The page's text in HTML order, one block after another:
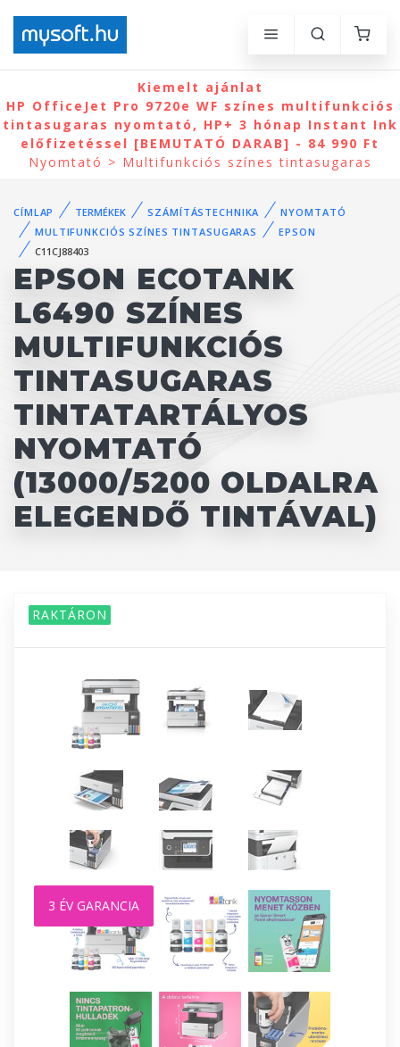
Kiemelt ajánlat
HP OfficeJet Pro 9720e WF színes multifunkciós
tintasugaras nyomtató, HP+ 3 hónap Instant Ink
előfizetéssel [BEMUTATÓ DARAB] - 84 990 Ft
Nyomtató > Multifunkciós színes tintasugaras
CÍMLAP TERMÉKEK SZÁMÍTÁSTECHNIKA
NYOMTATÓ
MULTIFUNKCIÓS SZÍNES TINTASUGARAS
EPSON
C11CJ88403
EPSON ECOTANK
L6490 SZÍNES
MULTIFUNKCIÓS
TINTASUGARAS
TINTATARTÁLYOS
NYOMTATÓ
(13000/5200 OLDALRA
ELEGENDŐ TINTÁVAL)
RAKTÁRON
3 ÉV GARANCIA